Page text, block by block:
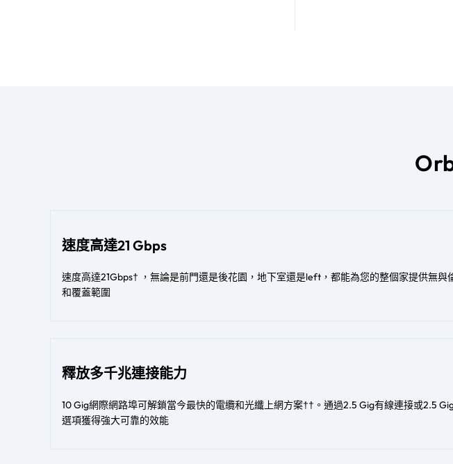
速度高達21 Gbps
速度高達21Gbps† ，無論是前門還是後花園，地下室還是left，都能為您的整個家提供無與
和覆蓋範圍​
釋放多千兆連接能力
10 Gig網際網路埠可解鎖當今最快的電纜和光纖上網方案††。通過2.5 Gig有線連接或2.5
選項獲得強大可靠的效能​​